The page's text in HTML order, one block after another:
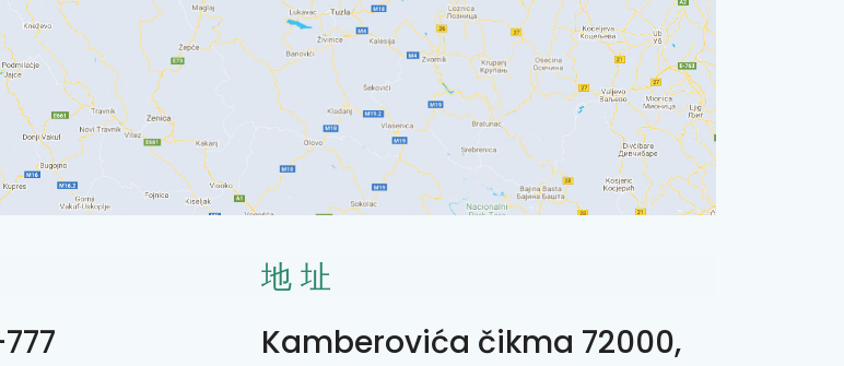
地址
Kamberovića čikma 72000,